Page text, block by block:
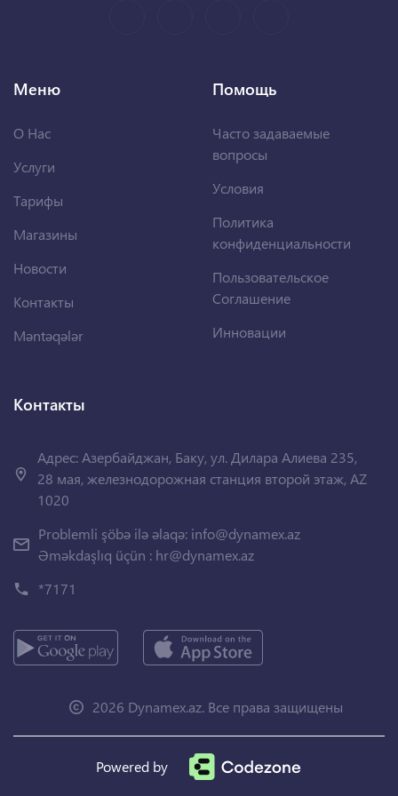
Меню
О Нас
Услуги
Тарифы
Магазины
Новости
Контакты
Məntəqələr
Помощь
Часто задаваемые
вопросы
Условия
Политика
конфиденциальности
Пользовательское
Соглашение
Инновации
Контакты
Адрес: Азербайджан, Баку, ул. Дилара Алиева 235,
28 мая, железнодорожная станция второй этаж, AZ
1020
Problemli şöbə ilə əlaqə: info@dynamex.az
Əməkdaşlıq üçün : hr@dynamex.az
*7171
2026 Dynamex.az. Все права защищены
Powered by